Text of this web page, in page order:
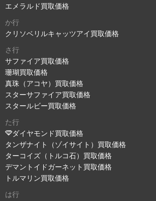
エメラルド買取価格
か行
クリソベリルキャッツアイ買取価格
さ行
サファイア買取価格
珊瑚買取価格
真珠（アコヤ）買取価格
スターサファイア買取価格
スタールビー買取価格
た行
ダイヤモンド買取価格
タンザナイト（ゾイサイト）買取価格
ターコイズ（トルコ石）買取価格
デマントイドガーネット買取価格
トルマリン買取価格
は行